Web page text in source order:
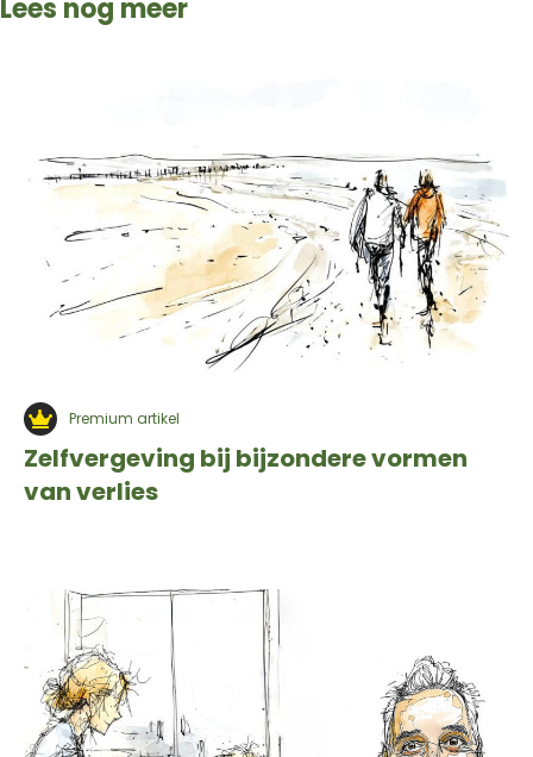
Lees nog meer
Premium artikel
Zelfvergeving bij bijzondere vormen
van verlies